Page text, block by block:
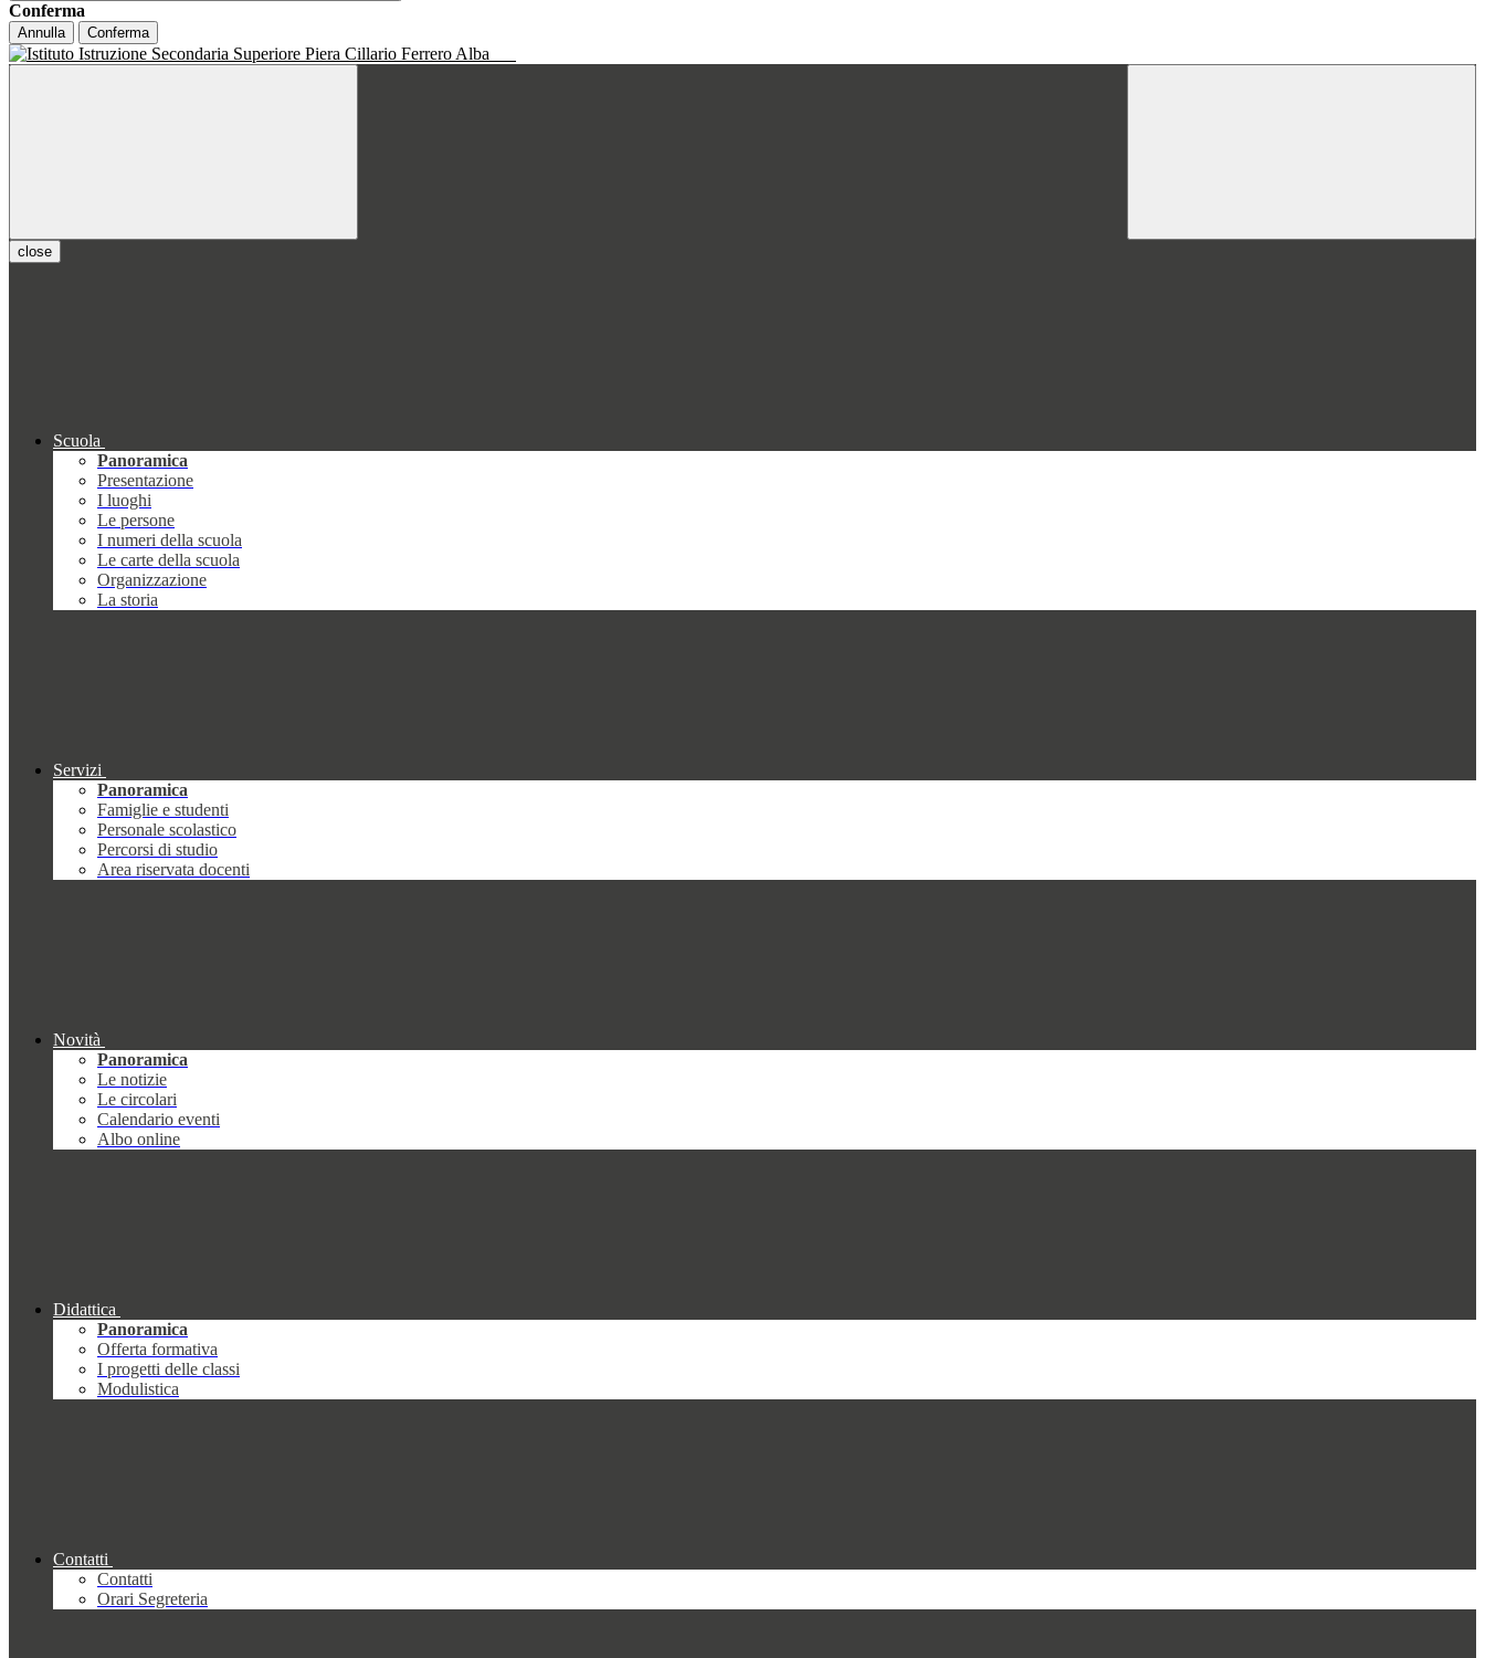
Conferma
Annulla Conferma
close
Scuola
Panoramica
Presentazione
I luoghi
Le persone
I numeri della scuola
Le carte della scuola
Organizzazione
La storia
Servizi
Panoramica
Famiglie e studenti
Personale scolastico
Percorsi di studio
Area riservata docenti
Novità
Panoramica
Le notizie
Le circolari
Calendario eventi
Albo online
Didattica
Panoramica
Offerta formativa
I progetti delle classi
Modulistica
Contatti
Contatti
Orari Segreteria